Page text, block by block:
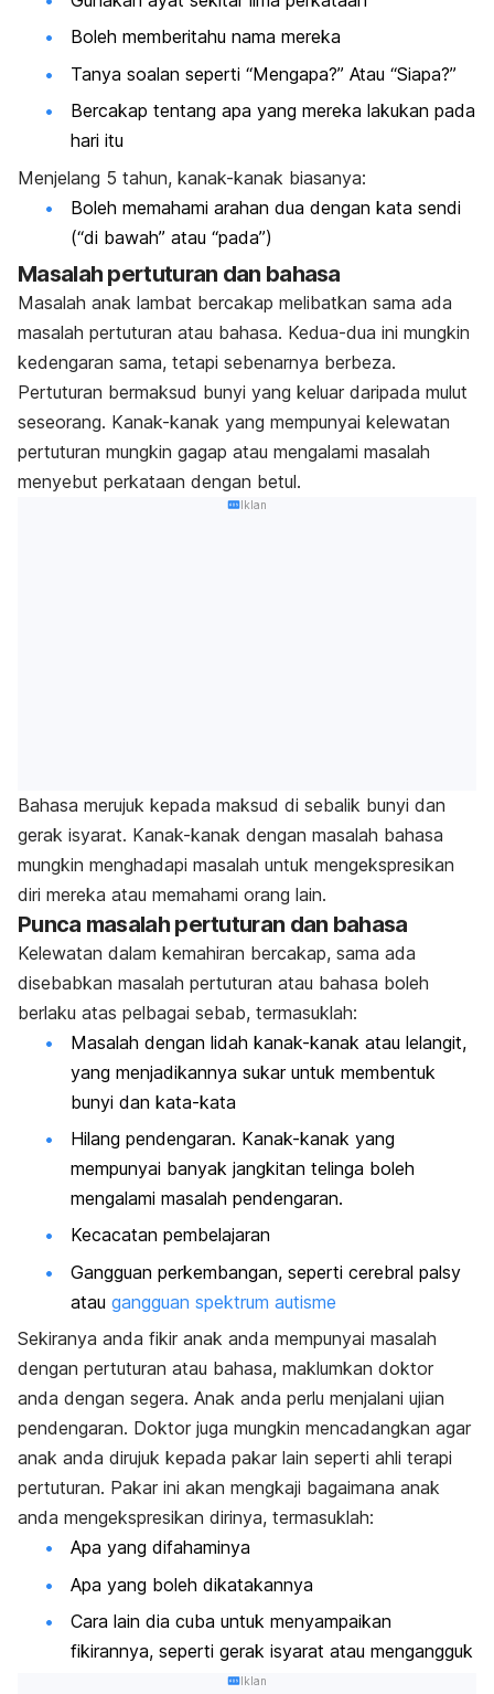
Boleh memberitahu nama mereka
Tanya soalan seperti “Mengapa?” Atau “Siapa?”
Bercakap tentang apa yang mereka lakukan pada
hari itu
Menjelang 5 tahun, kanak-kanak biasanya:
Boleh memahami arahan dua dengan kata sendi
(“di bawah” atau “pada”)
Masalah pertuturan dan bahasa
Masalah anak lambat bercakap melibatkan sama ada
masalah pertuturan atau bahasa. Kedua-dua ini mungkin
kedengaran sama, tetapi sebenarnya berbeza.
Pertuturan bermaksud bunyi yang keluar daripada mulut
seseorang. Kanak-kanak yang mempunyai kelewatan
pertuturan mungkin gagap atau mengalami masalah
menyebut perkataan dengan betul.
Iklan
Bahasa merujuk kepada maksud di sebalik bunyi dan
gerak isyarat. Kanak-kanak dengan masalah bahasa
mungkin menghadapi masalah untuk mengekspresikan
diri mereka atau memahami orang lain.
Punca masalah pertuturan dan bahasa
Kelewatan dalam kemahiran bercakap, sama ada
disebabkan masalah pertuturan atau bahasa boleh
berlaku atas pelbagai sebab, termasuklah:
Masalah dengan lidah kanak-kanak atau lelangit,
yang menjadikannya sukar untuk membentuk
bunyi dan kata-kata
Hilang pendengaran. Kanak-kanak yang
mempunyai banyak jangkitan telinga boleh
mengalami masalah pendengaran.
Kecacatan pembelajaran
Gangguan perkembangan, seperti cerebral palsy
atau gangguan spektrum autisme
Sekiranya anda fikir anak anda mempunyai masalah
dengan pertuturan atau bahasa, maklumkan doktor
anda dengan segera. Anak anda perlu menjalani ujian
pendengaran. Doktor juga mungkin mencadangkan agar
anak anda dirujuk kepada pakar lain seperti ahli terapi
pertuturan. Pakar ini akan mengkaji bagaimana anak
anda mengekspresikan dirinya, termasuklah:
Apa yang difahaminya
Apa yang boleh dikatakannya
Cara lain dia cuba untuk menyampaikan
fikirannya, seperti gerak isyarat atau mengangguk
Iklan